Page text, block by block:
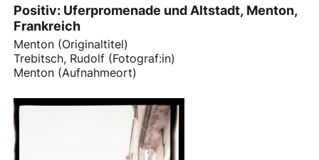
Positiv: Uferpromenade und Altstadt, Menton,
Frankreich
Menton (Originaltitel)
Trebitsch, Rudolf (Fotograf:in)
Menton (Aufnahmeort)